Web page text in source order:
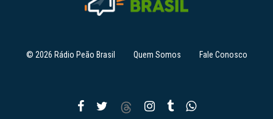
© 2026 Rádio Peão Brasil Quem Somos Fale Conosco